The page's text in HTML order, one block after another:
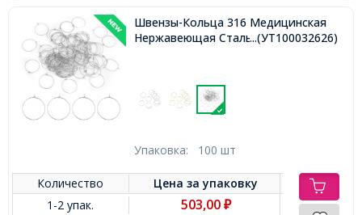
Швензы-Кольца 316 Медицинская
Нержавеющая Сталь, 29х25х0.7мм,
...(УТ100032626)
Упаковка: 100 шт
Количество Цена заупаковку
1-2 упак.
503,00 ₽